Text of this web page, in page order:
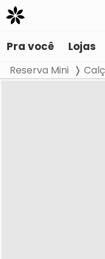
Pra você Lojas
Reserva Mini